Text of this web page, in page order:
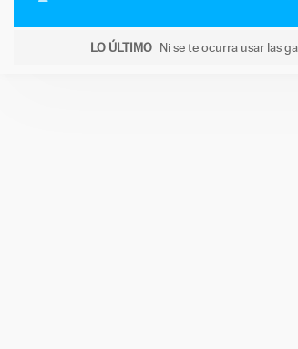
LO ÚLTIMO Ni se te ocurra usar las